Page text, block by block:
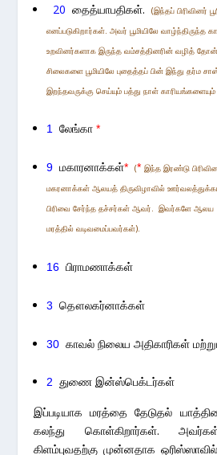
20தைத்யாபதிகள்.(இந்தப் பிரிவினர்
எனப்படுகிறார்கள். அவர் பூமியிலே வாழ்ந்திருந்த
உறவினர்களாக இருந்த வம்சத்தினரின் வழித்
சிலைகளை பூமியிலே புதைத்தப் பின் இந்து தர்ம
இறந்தவருக்கு செய்யும் பத்து நாள்
1 லேங்கா *
9மகாரனாக்கள்* (* இந்த இரண்டு
மகரனாக்கள் ஆலயத் திருவிழாவில்
பிரிவை சேர்ந்த தச்சர்கள் ஆவர். இவர்களே ஆலய
மரத்தில் வடிவமைப்பவர்கள்).
16 பிராமணாக்கள்
3தௌலகர்னாக்கள்
30 காவல் நிலைய அதிகாரிகள்
2 துணை இன்ஸ்பெக்டர்கள்
இப்படியாக மரத்தை தேடுதல்
கலந்து கொள்கிறார்கள்.
கிளம்புவதற்கு முன்னதாக